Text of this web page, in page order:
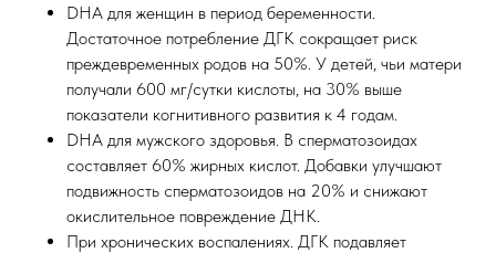
DHA для женщин в период беременности.
Достаточное потребление ДГК сокращает риск
преждевременных родов на 50%. У детей, чьи матери
получали 600 мг/сутки кислоты, на 30% выше
показатели когнитивного развития к 4 годам.
DHA для мужского здоровья. В сперматозоидах
составляет 60% жирных кислот. Добавки улучшают
подвижность сперматозоидов на 20% и снижают
окислительное повреждение ДНК.
При хронических воспалениях. ДГК подавляет